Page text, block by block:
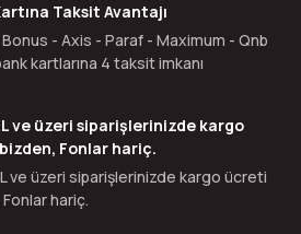
Taksit Avantajı
- Axis - Paraf - Maximum - Qnb
kartlarına 4 taksit imkanı
ve üzeri siparişlerinizde kargo
Fonlar hariç.
ve üzeri siparişlerinizde kargo ücreti
hariç.